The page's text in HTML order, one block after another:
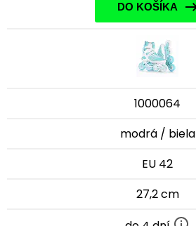
DO KOŠÍKA
1000064
modrá / biela
EU 42
27,2 cm